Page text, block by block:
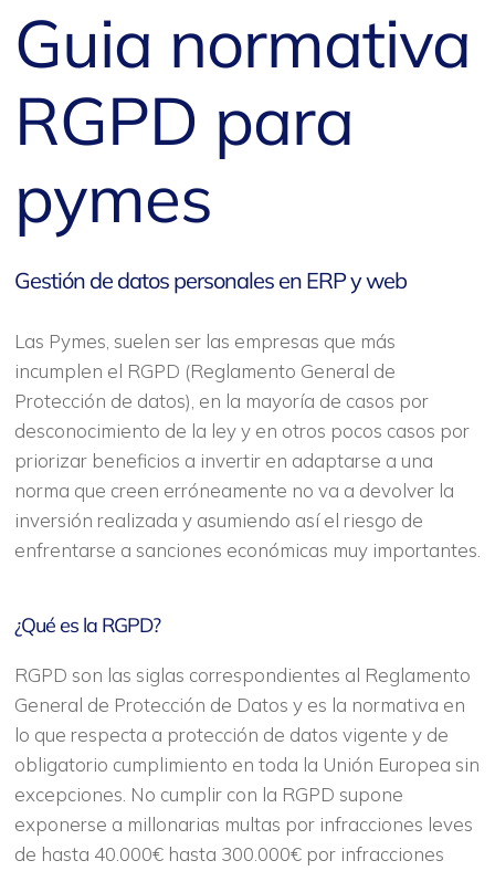
Guia normativa
RGPD para
pymes
Gestión de datos personales en ERP y web
Las Pymes, suelen ser las empresas que más
incumplen el RGPD (Reglamento General de
Protección de datos), en la mayoría de casos por
desconocimiento de la ley y en otros pocos casos por
priorizar beneficios a invertir en adaptarse a una
norma que creen erróneamente no va a devolver la
inversión realizada y asumiendo así el riesgo de
enfrentarse a sanciones económicas muy importantes.
¿Qué es la RGPD?
RGPD son las siglas correspondientes al Reglamento
General de Protección de Datos y es la normativa en
lo que respecta a protección de datos vigente y de
obligatorio cumplimiento en toda la Unión Europea sin
excepciones. No cumplir con la RGPD supone
exponerse a millonarias multas por infracciones leves
de hasta 40.000€ hasta 300.000€ por infracciones